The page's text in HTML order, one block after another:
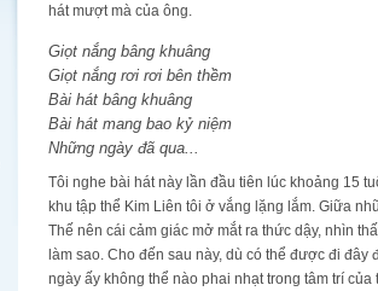
hát mượt mà của ông.
Giọt nắng bâng khuâng
Giọt nắng rơi rơi bên thềm
Bài hát bâng khuâng
Bài hát mang bao kỷ niệm
Những ngày đã qua...
Tôi nghe bài hát này lần đầu tiên lúc khoảng 15
khu tập thể Kim Liên tôi ở vắng lặng lắm. Giữa
Thế nên cái cảm giác mở mắt ra thức dậy, nhìn
làm sao. Cho đến sau này, dù có thể được đi
ngày ấy không thể nào phai nhạt trong tâm trí của